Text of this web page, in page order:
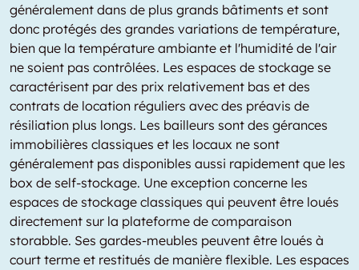
généralement dans de plus grands bâtiments et sont
donc protégés des grandes variations de température,
bien que la température ambiante et l'humidité de l'air
ne soient pas contrôlées. Les espaces de stockage se
caractérisent par des prix relativement bas et des
contrats de location réguliers avec des préavis de
résiliation plus longs. Les bailleurs sont des gérances
immobilières classiques et les locaux ne sont
généralement pas disponibles aussi rapidement que les
box de self-stockage. Une exception concerne les
espaces de stockage classiques qui peuvent être loués
directement sur la plateforme de comparaison
storabble. Ses gardes-meubles peuvent être loués à
court terme et restitués de manière flexible. Les espaces